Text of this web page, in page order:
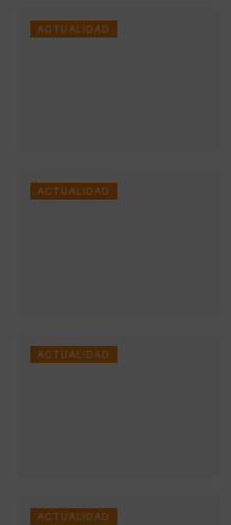
ACTUALIDAD
ACTUALIDAD
ACTUALIDAD
ACTUALIDAD